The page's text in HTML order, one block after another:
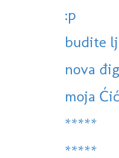
:p
budite
nova
moja
*****
*****